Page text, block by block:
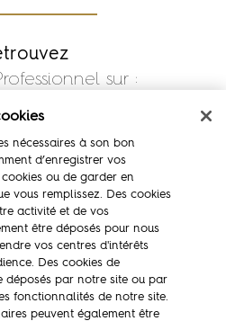
sur :
nécessaires à son bon
d’enregistrer vos
ou de garder en
vous remplissez. Des cookies
activité et de vos
être déposés pour nous
vos centres d'intérêts
Des cookies de
déposés par notre site ou par
fonctionnalités de notre site.
peuvent également être